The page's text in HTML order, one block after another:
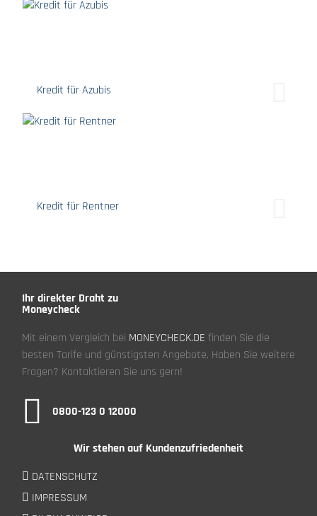
Kredit für Azubis
Kredit für Rentner
Ihr direkter Draht zu
Moneycheck
Mit einem Vergleich bei MONEYCHECK.DE finden Sie die
besten Tarife und günstigsten Angebote. Haben Sie weitere
Fragen? Kontaktieren Sie uns gern!
0800-123 0 12000
Wir stehen auf Kundenzufriedenheit
DATENSCHUTZ
IMPRESSUM